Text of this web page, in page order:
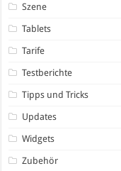
Szene
Tablets
Tarife
Testberichte
Tipps und Tricks
Updates
Widgets
Zubehör